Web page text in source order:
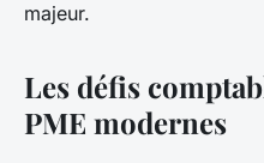
majeur.
Les défis
PME modernes